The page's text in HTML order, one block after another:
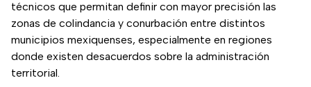
técnicos que permitan definir con mayor precisión las
zonas de colindancia y conurbación entre distintos
municipios mexiquenses, especialmente en regiones
donde existen desacuerdos sobre la administración
territorial.